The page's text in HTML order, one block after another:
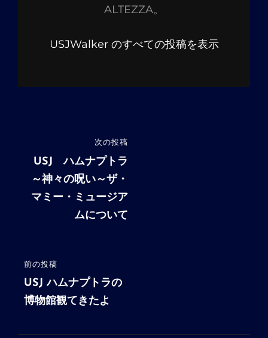
ALTEZZA。
USJWalker のすべての投稿を表示
ナ
シ
ョ
ン
前
の
投
前の投稿
USJ ハムナプトラの
博物館観てきたよ
投
稿
次の投稿
USJ ハムナプトラ
～神々の呪い～ザ・
マミー・ミュージア
ムについて